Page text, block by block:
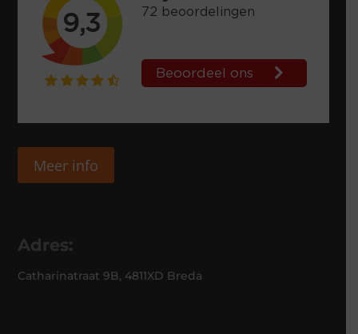
Meer info
Adres:
Catharinatraat 9B, 4811XD Breda